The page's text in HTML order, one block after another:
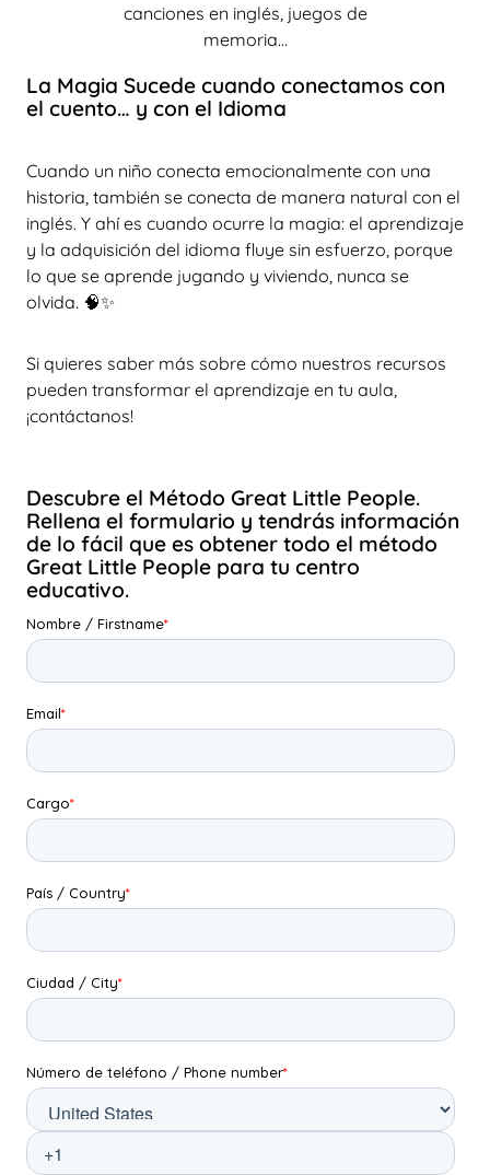
canciones en inglés, juegos de
memoria...
La Magia Sucede cuando conectamos con
el cuento… y con el Idioma
Cuando un niño conecta emocionalmente con una
historia, también se conecta de manera natural con el
inglés. Y ahí es cuando ocurre la magia: el aprendizaje
y la adquisición del idioma fluye sin esfuerzo, porque
lo que se aprende jugando y viviendo, nunca se
olvida. 🧠✨
Si quieres saber más sobre cómo nuestros recursos
pueden transformar el aprendizaje en tu aula,
¡contáctanos!
Descubre el Método Great Little People.
Rellena el formulario y tendrás información
de lo fácil que es obtener todo el método
Great Little People para tu centro
educativo.